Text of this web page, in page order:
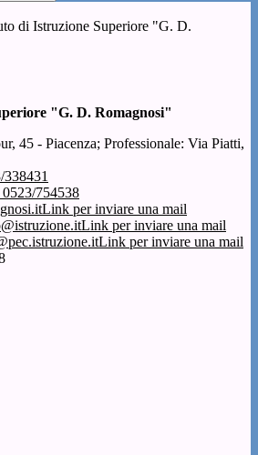
di Istruzione Superiore "G. D.
"G. D. Romagnosi"
45 - Piacenza; Professionale: Via Piatti,
0523/754538
Link per inviare una mail
Link per inviare una mail
Link per inviare una mail